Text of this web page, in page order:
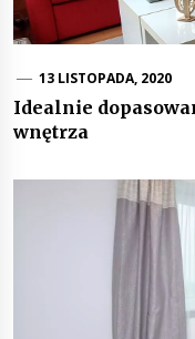
13 LISTOPADA, 2020
Idealnie
wnętrza